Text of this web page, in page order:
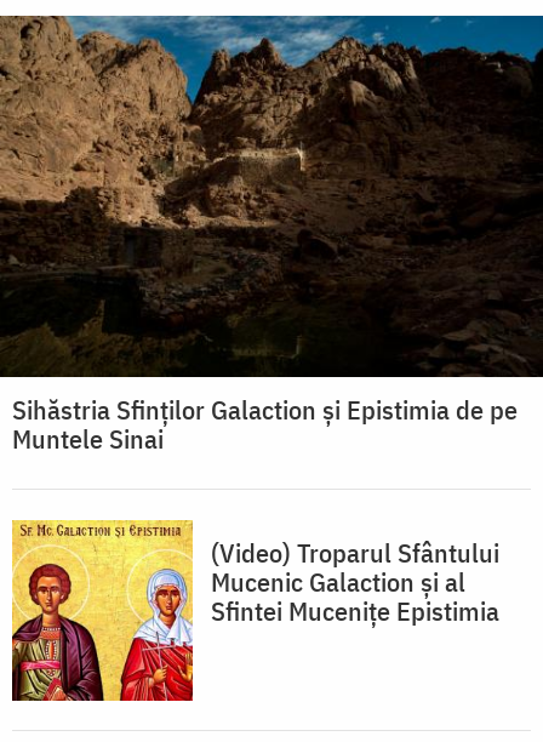
Sihăstria Sfinților Galaction și Epistimia de pe
Muntele Sinai
(Video) Troparul Sfântului
Mucenic Galaction și al
Sfintei Mucenițe Epistimia